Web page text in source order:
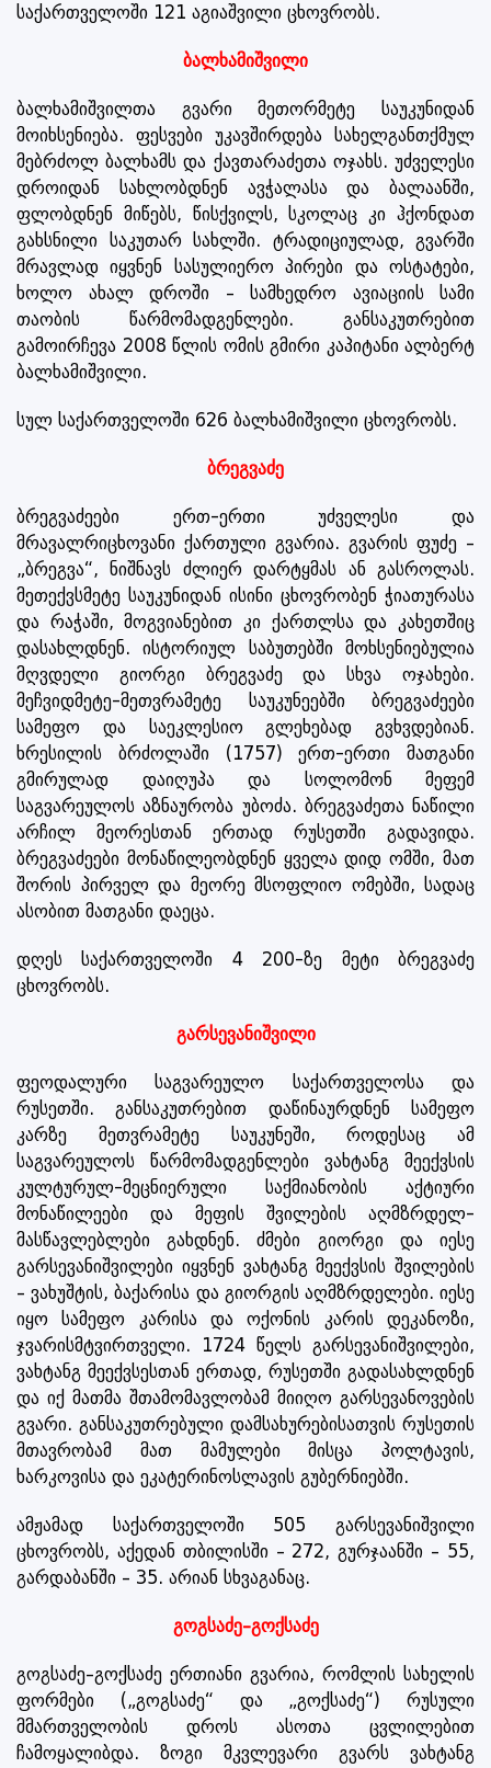
საქართველოში 121 აგიაშვილი ცხოვრობს.
ბალხამიშვილი
ბალხამიშვილთა გვარი მეთორმეტე საუკუნიდან
მოიხსენიება. ფესვები უკავშირდება სახელგანთქმულ
მებრძოლ ბალხამს და ქავთარაძეთა ოჯახს. უძველესი
დროიდან სახლობდნენ ავჭალასა და ბალაანში,
ფლობდნენ მიწებს, წისქვილს, სკოლაც კი ჰქონდათ
გახსნილი საკუთარ სახლში. ტრადიციულად, გვარში
მრავლად იყვნენ სასულიერო პირები და ოსტატები,
ხოლო ახალ დროში – სამხედრო ავიაციის სამი
თაობის წარმომადგენლები. განსაკუთრებით
გამოირჩევა 2008 წლის ომის გმირი კაპიტანი ალბერტ
ბალხამიშვილი.
სულ საქართველოში 626 ბალხამიშვილი ცხოვრობს.
ბრეგვაძე
ბრეგვაძეები ერთ-ერთი უძველესი და
მრავალრიცხოვანი ქართული გვარია. გვარის ფუძე –
„ბრეგვა“, ნიშნავს ძლიერ დარტყმას ან გასროლას.
მეთექვსმეტე საუკუნიდან ისინი ცხოვრობენ ჭიათურასა
და რაჭაში, მოგვიანებით კი ქართლსა და კახეთშიც
დასახლდნენ. ისტორიულ საბუთებში მოხსენიებულია
მღვდელი გიორგი ბრეგვაძე და სხვა ოჯახები.
მეჩვიდმეტე-მეთვრამეტე საუკუნეებში ბრეგვაძეები
სამეფო და საეკლესიო გლეხებად გვხვდებიან.
ხრესილის ბრძოლაში (1757) ერთ-ერთი მათგანი
გმირულად დაიღუპა და სოლომონ მეფემ
საგვარეულოს აზნაურობა უბოძა. ბრეგვაძეთა ნაწილი
არჩილ მეორესთან ერთად რუსეთში გადავიდა.
ბრეგვაძეები მონაწილეობდნენ ყველა დიდ ომში, მათ
შორის პირველ და მეორე მსოფლიო ომებში, სადაც
ასობით მათგანი დაეცა.
დღეს საქართველოში 4 200-ზე მეტი ბრეგვაძე
ცხოვრობს.
გარსევანიშვილი
ფეოდალური საგვარეულო საქართველოსა და
რუსეთში. განსაკუთრებით დაწინაურდნენ სამეფო
კარზე მეთვრამეტე საუკუნეში, როდესაც ამ
საგვარეულოს წარმომადგენლები ვახტანგ მეექვსის
კულტურულ-მეცნიერული საქმიანობის აქტიური
მონაწილეები და მეფის შვილების აღმზრდელ-
მასწავლებლები გახდნენ. ძმები გიორგი და იესე
გარსევანიშვილები იყვნენ ვახტანგ მეექვსის შვილების
– ვახუშტის, ბაქარისა და გიორგის აღმზრდელები. იესე
იყო სამეფო კარისა და ოქონის კარის დეკანოზი,
ჯვარისმტვირთველი. 1724 წელს გარსევანიშვილები,
ვახტანგ მეექვსესთან ერთად, რუსეთში გადასახლდნენ
და იქ მათმა შთამომავლობამ მიიღო გარსევანოვების
გვარი. განსაკუთრებული დამსახურებისათვის რუსეთის
მთავრობამ მათ მამულები მისცა პოლტავის,
ხარკოვისა და ეკატერინოსლავის გუბერნიებში.
ამჟამად საქართველოში 505 გარსევანიშვილი
ცხოვრობს, აქედან თბილისში – 272, გურჯაანში – 55,
გარდაბანში – 35. არიან სხვაგანაც.
გოგსაძე–გოქსაძე
გოგსაძე–გოქსაძე ერთიანი გვარია, რომლის სახელის
ფორმები („გოგსაძე“ და „გოქსაძე“) რუსული
მმართველობის დროს ასოთა ცვლილებით
ჩამოყალიბდა. ზოგი მკვლევარი გვარს ვახტანგ